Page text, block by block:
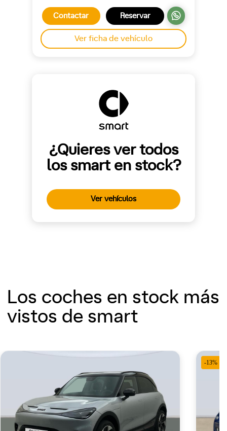
Contactar Reservar
Ver ficha de vehículo
¿Quieres ver todos
los smart en stock?
Ver vehículos
Los coches en stock más
vistos de smart
-13%